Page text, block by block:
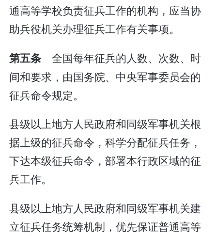
通高等学校负责征兵工作的机构，应当协
助兵役机关办理征兵工作有关事项。
第五条 全国每年征兵的人数、次数、时
间和要求，由国务院、中央军事委员会的
征兵命令规定。
县级以上地方人民政府和同级军事机关根
据上级的征兵命令，科学分配征兵任务，
下达本级征兵命令，部署本行政区域的征
兵工作。
县级以上地方人民政府和同级军事机关建
立征兵任务统筹机制，优先保证普通高等